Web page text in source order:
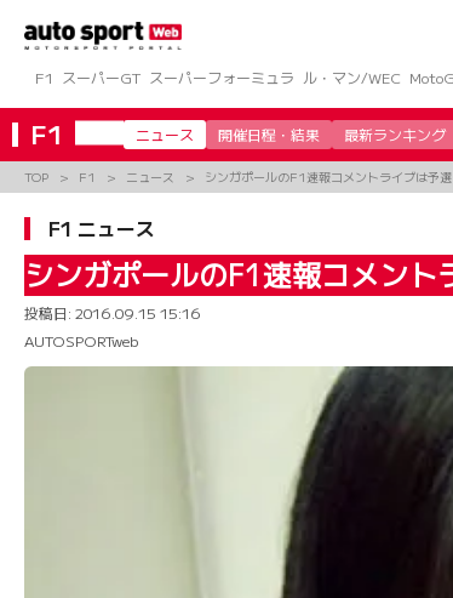
ツ
へ
ス
キ
ッ
F1 スーパーGT スーパーフォーミュラ ル・マン/WEC
F1 ニュース 開催日程・結果 最新ランキング
TOP F1 ニュース シンガポールのF1速報コメントライブは予
F1 ニュース
シンガポールのF1速報コメン
投稿日: 2016.09.15 15:16
AUTOSPORTweb